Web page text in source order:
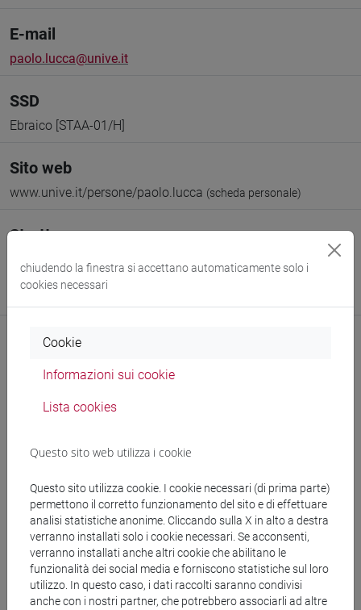
E-mail
paolo.lucca@unive.it
SSD
Ebraico [STAA-01/H]
Sito web
www.unive.it/persone/paolo.lucca (scheda personale)
Struttura
Dipartimento di Studi sull'Asia e sull'Africa Mediterranea
Sito web struttura:
Comunicazioni
Didattica
Ricerca
Pubblicazioni
CV
Ricevimento
chiudendo la finestra si accettano automaticamente solo i
cookies necessari
Cookie
Informazioni sui cookie
Lista cookies
Questo sito web utilizza i cookie
Questo sito utilizza cookie. I cookie necessari (di prima parte)
permettono il corretto funzionamento del sito e di effettuare
analisi statistiche anonime. Cliccando sulla X in alto a destra
verranno installati solo i cookie necessari. Se acconsenti,
verranno installati anche altri cookie che abilitano le
funzionalità dei social media e forniscono statistiche sul loro
utilizzo. In questo caso, i dati raccolti saranno condivisi
anche con i nostri partner, che potrebbero associarli ad altre